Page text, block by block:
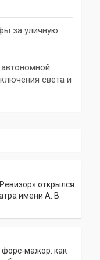
за уличную
света и
открылся
имени А. В.
мажор: как